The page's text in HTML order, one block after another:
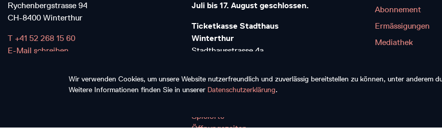
Rychenbergstrasse 94
CH-8400 Winterthur
T +41 52 268 15 60
E-Mail schreiben
Juli bis 17. August geschlossen.
Ticketkasse Stadthaus
Winterthur
Stadthausstrasse 4a
T+41 52 620 20 20
E-Mail schreiben
Spielorte
Abonnement
Ermässigungen
Mediathek
Diskografie
Wir verwenden Cookies, um unsere Website nutzerfreundlich und zuverlässig bereitstellen zu können, unter anderem
Weitere Informationen finden Sie in unserer Datenschutzerklärung.